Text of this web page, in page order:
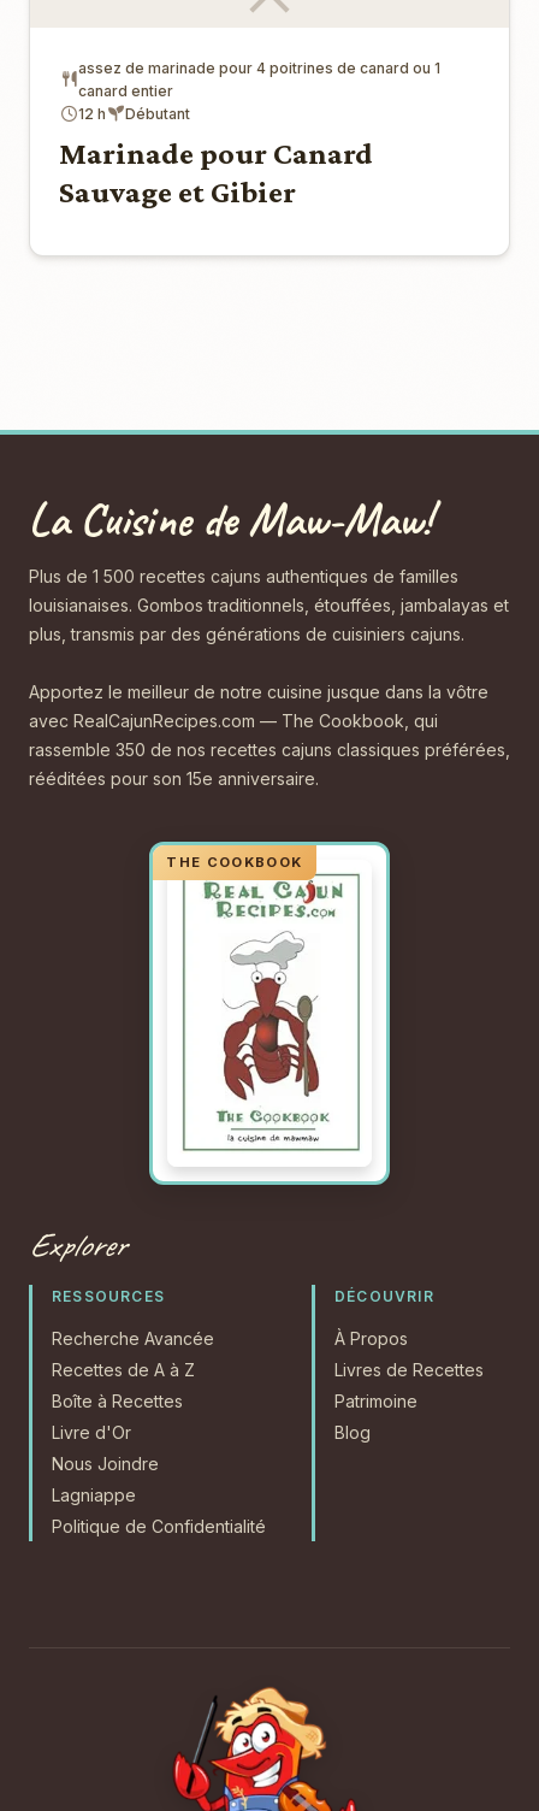
assez de marinade pour 4 poitrines de canard ou 1
canard entier
12 h
Débutant
Marinade pour Canard
Sauvage et Gibier
La Cuisine de Maw-Maw!
Plus de 1 500 recettes cajuns authentiques de familles
louisianaises. Gombos traditionnels, étouffées, jambalayas et
plus, transmis par des générations de cuisiniers cajuns.
Apportez le meilleur de notre cuisine jusque dans la vôtre
avec RealCajunRecipes.com — The Cookbook, qui
rassemble 350 de nos recettes cajuns classiques préférées,
rééditées pour son 15e anniversaire.
Explorer
RESSOURCES
Recherche Avancée
Recettes de A à Z
Boîte à Recettes
Livre d'Or
Nous Joindre
Lagniappe
Politique de Confidentialité
DÉCOUVRIR
À Propos
Livres de Recettes
Patrimoine
Blog